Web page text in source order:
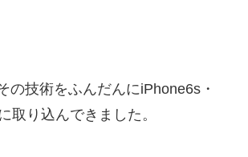
の技術をふんだんにiPhone6s・
取り込んできました。